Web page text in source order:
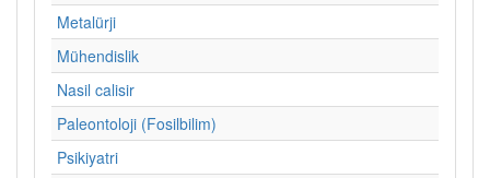
Metalürji
Mühendislik
Nasil calisir
Paleontoloji (Fosilbilim)
Psikiyatri